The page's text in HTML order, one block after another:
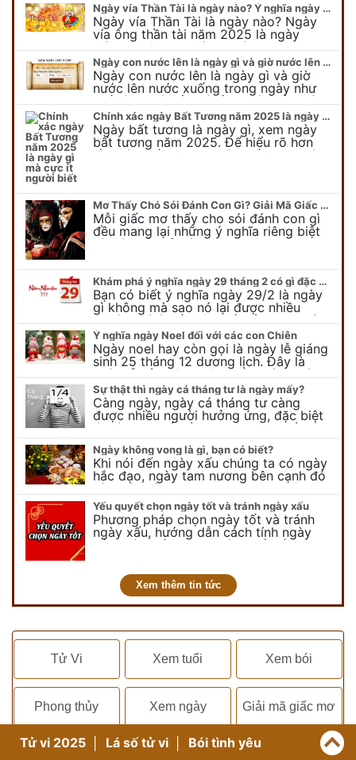
Ngày vía Thần Tài là ngày nào? Ý nghĩa ngày vía Thần Tài năm 2025
Ngày vía Thần Tài là ngày nào? Ngày
vía ông thần tài năm 2025 là ngày
mùng 10 âm lịch hàng tháng. Tại sao
trong ngày này, tất cả mọi…
Ngày con nước lên là ngày gì và giờ nước lên nước xuống trong ngày?
Ngày con nước lên là ngày gì và giờ
nước lên nước xuống trong ngày như
thế nào? Có điều gì cần chú ý về ngày
con nước lên? Đừng…
Chính xác ngày Bất Tương năm 2025 là ngày gì mà cực ít người biết
Ngày bất tương là ngày gì, xem ngày
bất tương năm 2025. Để hiểu rõ hơn
về ngày bất tương, ngày bất tương là
Mơ Thấy Chó Sói Đánh Con Gì? Giải Mã Giấc Mơ Bí Ẩn
Mỗi giấc mơ thấy cho sói đánh con gì
đều mang lại những ý nghĩa riêng biệt
và có thể phản ánh tâm trạng, suy nghĩ
Khám phá ý nghĩa ngày 29 tháng 2 có gì đặc biệt?
Bạn có biết ý nghĩa ngày 29/2 là ngày
gì không mà sao nó lại được nhiều
người chú ý đến vậy. Tất cả mọi người
đều cho rằng đây…
Ý nghĩa ngày Noel đối với các con Chiên
Ngày noel hay còn gọi là ngày lễ giáng
sinh 25 tháng 12 dương lịch. Đây là
ngày lễ của bên thiên chúa giáo, ngày
lễ thiên chúa giáng sinh,…
Sự thật thì ngày cá tháng tư là ngày mấy?
Càng ngày, ngày cá tháng tư càng
được nhiều người hưởng ứng, đặc biệt
là các bạn trẻ bởi họ sẽ nghĩ ra đủ trò
vui chơi, tinh nghịch, hài…
Ngày không vong là gì, bạn có biết?
Khi nói đến ngày xấu chúng ta có ngày
hắc đạo, ngày tam nương bên cạnh đó
còn có ngày không vong. Tuy nhiên khi
nói đến ngày không vong…
Yếu quyết chọn ngày tốt và tránh ngày xấu
Phương pháp chọn ngày tốt và tránh
ngày xấu, hướng dẫn cách tính ngày
tốt, ngày xấu trong tháng để tiến hành
Xem thêm tin tức
Tử Vi Xem tuổi Xem bói
Phong thủy Xem ngày Giải mã giấc mơ
Liên hệ
Tử vi 2025 Lá số tử vi Bói tình yêu